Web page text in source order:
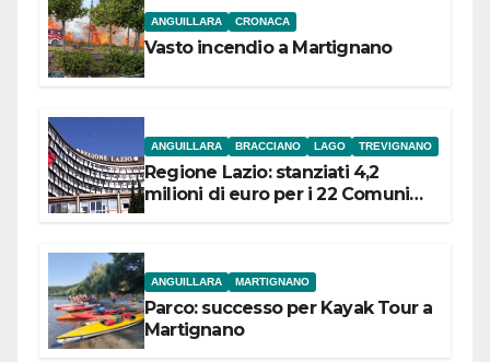
ANGUILLARA CRONACA
Vasto incendio a Martignano
ANGUILLARA BRACCIANO LAGO TREVIGNANO
Regione Lazio: stanziati 4,2
milioni di euro per i 22 Comuni
ANGUILLARA MARTIGNANO
Parco: successo per Kayak Tour a
Martignano